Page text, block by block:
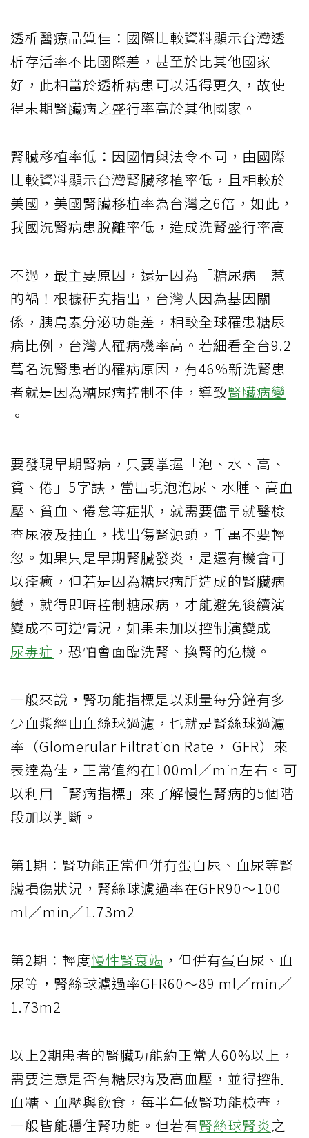
透析醫療品質佳：國際比較資料顯示台灣透
析存活率不比國際差，甚至於比其他國家
好，此相當於透析病患可以活得更久，故使
得末期腎臟病之盛行率高於其他國家。
腎臟移植率低：因國情與法令不同，由國際
比較資料顯示台灣腎臟移植率低，且相較於
美國，美國腎臟移植率為台灣之6倍，如此，
我國洗腎病患脫離率低，造成洗腎盛行率高
不過，最主要原因，還是因為「糖尿病」惹
的禍！根據研究指出，台灣人因為基因關
係，胰島素分泌功能差，相較全球罹患糖尿
病比例，台灣人罹病機率高。若細看全台9.2
萬名洗腎患者的罹病原因，有46%新洗腎患
者就是因為糖尿病控制不佳，導致腎臟病變
。
要發現早期腎病，只要掌握「泡、水、高、
貧、倦」5字訣，當出現泡泡尿、水腫、高血
壓、貧血、倦怠等症狀，就需要儘早就醫檢
查尿液及抽血，找出傷腎源頭，千萬不要輕
忽。如果只是早期腎臟發炎，是還有機會可
以痊癒，但若是因為糖尿病所造成的腎臟病
變，就得即時控制糖尿病，才能避免後續演
變成不可逆情況，如果未加以控制演變成
尿毒症 ，恐怕會面臨洗腎、換腎的危機。
一般來說，腎功能指標是以測量每分鐘有多
少血漿經由血絲球過濾，也就是腎絲球過濾
率（Glomerular Filtration Rate， GFR）來
表達為佳，正常值約在100ml／min左右。可
以利用「腎病指標」來了解慢性腎病的5個階
段加以判斷。
第1期：腎功能正常但併有蛋白尿、血尿等腎
臟損傷狀況，腎絲球濾過率在GFR90～100
ml／min／1.73m2
第2期：輕度慢性腎衰竭 ，但併有蛋白尿、血
尿等，腎絲球濾過率GFR60～89 ml／min／
1.73m2
以上2期患者的腎臟功能約正常人60%以上，
需要注意是否有糖尿病及高血壓，並得控制
血糖、血壓與飲食，每半年做腎功能檢查，
一般皆能穩住腎功能。但若有腎絲球腎炎之